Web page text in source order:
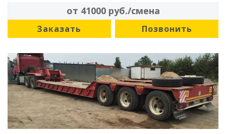
от 41000 руб./смена
Заказать Позвонить